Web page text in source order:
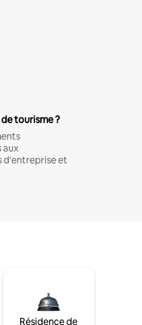
tourisme ?
aux
d'entreprise et
Résidence de